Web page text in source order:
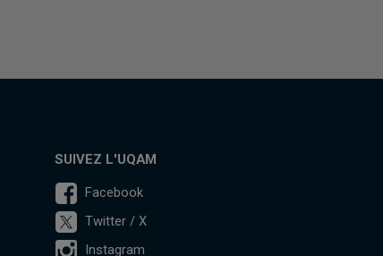
SUIVEZ L'UQAM
Facebook
Twitter / X
Instagram